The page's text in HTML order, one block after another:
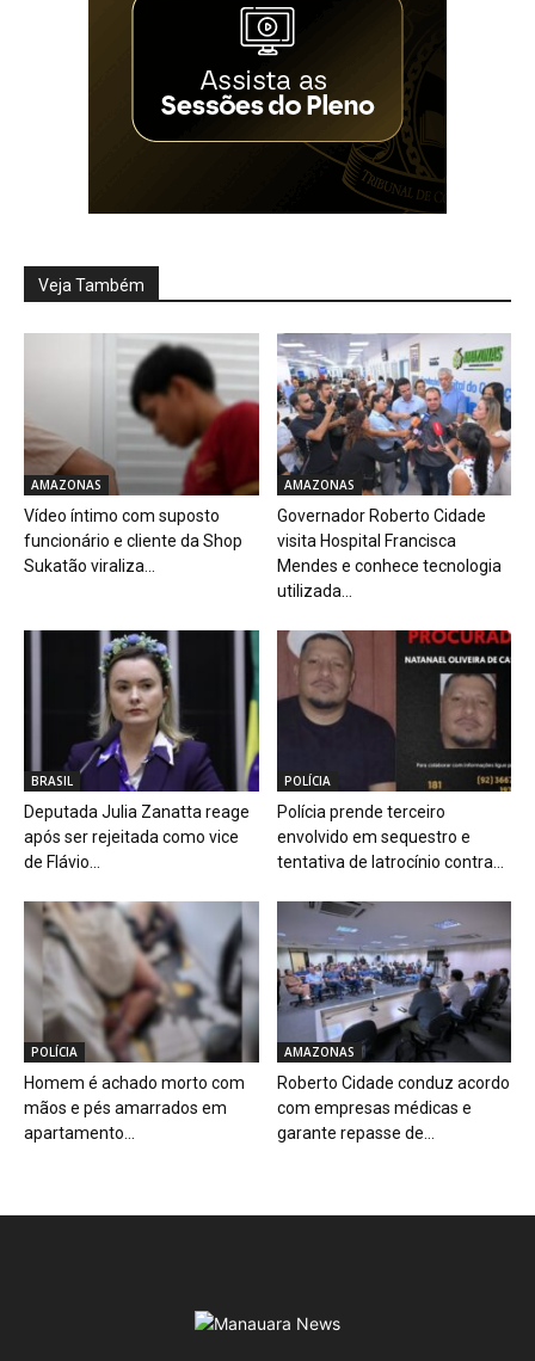
Veja Também
AMAZONAS
Vídeo íntimo com suposto
funcionário e cliente da Shop
Sukatão viraliza...
AMAZONAS
Governador Roberto Cidade
visita Hospital Francisca
Mendes e conhece tecnologia
utilizada...
BRASIL
Deputada Julia Zanatta reage
após ser rejeitada como vice
de Flávio...
POLÍCIA
Polícia prende terceiro
envolvido em sequestro e
tentativa de latrocínio contra...
POLÍCIA
Homem é achado morto com
mãos e pés amarrados em
apartamento...
AMAZONAS
Roberto Cidade conduz acordo
com empresas médicas e
garante repasse de...